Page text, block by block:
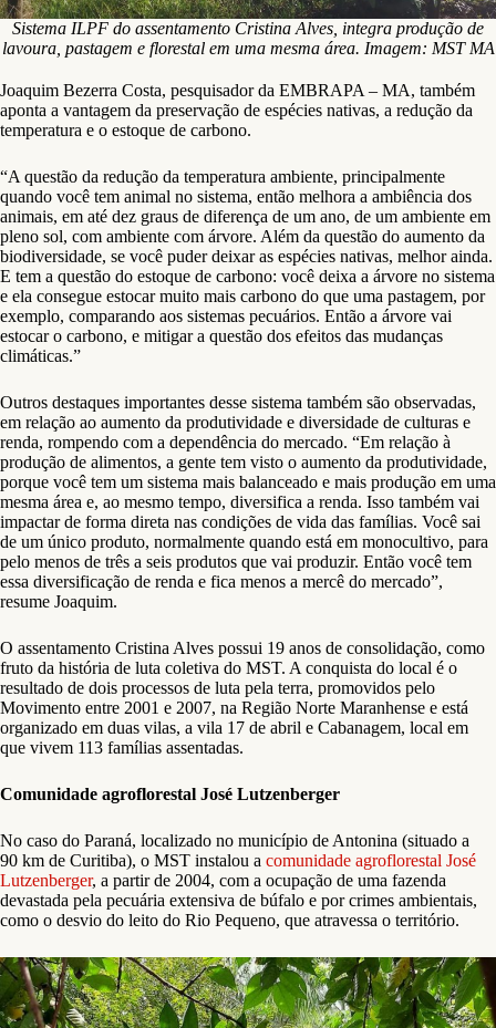
Sistema ILPF do assentamento Cristina Alves, integra produção de
lavoura, pastagem e florestal em uma mesma área. Imagem: MST MA
Joaquim Bezerra Costa, pesquisador da EMBRAPA – MA, também
aponta a vantagem da preservação de espécies nativas, a redução da
temperatura e o estoque de carbono.
“A questão da redução da temperatura ambiente, principalmente
quando você tem animal no sistema, então melhora a ambiência dos
animais, em até dez graus de diferença de um ano, de um ambiente em
pleno sol, com ambiente com árvore. Além da questão do aumento da
biodiversidade, se você puder deixar as espécies nativas, melhor ainda.
E tem a questão do estoque de carbono: você deixa a árvore no sistema
e ela consegue estocar muito mais carbono do que uma pastagem, por
exemplo, comparando aos sistemas pecuários. Então a árvore vai
estocar o carbono, e mitigar a questão dos efeitos das mudanças
climáticas.”
Outros destaques importantes desse sistema também são observadas,
em relação ao aumento da produtividade e diversidade de culturas e
renda, rompendo com a dependência do mercado. “Em relação à
produção de alimentos, a gente tem visto o aumento da produtividade,
porque você tem um sistema mais balanceado e mais produção em uma
mesma área e, ao mesmo tempo, diversifica a renda. Isso também vai
impactar de forma direta nas condições de vida das famílias. Você sai
de um único produto, normalmente quando está em monocultivo, para
pelo menos de três a seis produtos que vai produzir. Então você tem
essa diversificação de renda e fica menos a mercê do mercado”,
resume Joaquim.
O assentamento Cristina Alves possui 19 anos de consolidação, como
fruto da história de luta coletiva do MST. A conquista do local é o
resultado de dois processos de luta pela terra, promovidos pelo
Movimento entre 2001 e 2007, na Região Norte Maranhense e está
organizado em duas vilas, a vila 17 de abril e Cabanagem, local em
que vivem 113 famílias assentadas.
Comunidade agroflorestal José Lutzenberger
No caso do Paraná, localizado no município de Antonina (situado a
90 km de Curitiba), o MST instalou a comunidade agroflorestal José
Lutzenberger, a partir de 2004, com a ocupação de uma fazenda
devastada pela pecuária extensiva de búfalo e por crimes ambientais,
como o desvio do leito do Rio Pequeno, que atravessa o território.